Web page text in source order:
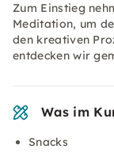
Zum Einstieg
Meditation, um
den kreativen
entdecken wir
Was im
Snacks